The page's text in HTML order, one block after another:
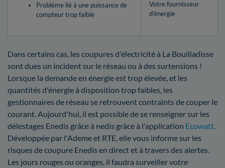
Problème lié à une puissance de
compteur trop faible
Votre fournisseur
d’énergie
Dans certains cas, les coupures d'électricité à La Bouilladisse
sont dues un incident sur le réseau ou à des surtensions !
Lorsque la demande en énergie est trop élevée, et les
quantités d'énergie à disposition trop faibles, les
gestionnaires de réseau se retrouvent contraints de couper le
courant. Aujourd'hui, il est possible de se renseigner sur les
délestages Enedis grâce à nedis grâce à l'application Ecowatt.
Développée par l'Ademe et RTE, elle vous informe sur les
risques de coupure Enedis en direct et à travers des alertes.
Les jours rouges ou oranges, il faudra surveiller votre